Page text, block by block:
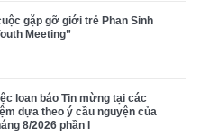
gặp gỡ giới trẻ Phan Sinh
Meeting”
loan báo Tin mừng tại các
dựa theo ý cầu nguyện của
8/2026 phần I